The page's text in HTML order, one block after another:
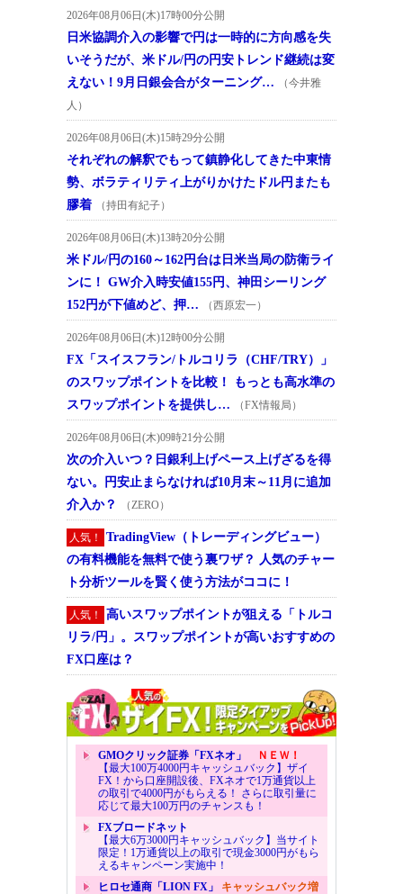
2026年08月06日(木)17時00分公開
日米協調介入の影響で円は一時的に方向感を失
いそうだが、米ドル/円の円安トレンド継続は変
えない！9月日銀会合がターニング…
（今井雅
人）
2026年08月06日(木)15時29分公開
それぞれの解釈でもって鎮静化してきた中東情
勢、ボラティリティ上がりかけたドル円またも
膠着
（持田有紀子）
2026年08月06日(木)13時20分公開
米ドル/円の160～162円台は日米当局の防衛ライ
ンに！ GW介入時安値155円、神田シーリング
152円が下値めど、押…
（西原宏一）
2026年08月06日(木)12時00分公開
FX「スイスフラン/トルコリラ（CHF/TRY）」
のスワップポイントを比較！ もっとも高水準の
スワップポイントを提供し…
（FX情報局）
2026年08月06日(木)09時21分公開
次の介入いつ？日銀利上げペース上げざるを得
ない。円安止まらなければ10月末～11月に追加
介入か？
（ZERO）
人気！
TradingView（トレーディングビュー）
の有料機能を無料で使う裏ワザ？ 人気のチャー
ト分析ツールを賢く使う方法がココに！
人気！
高いスワップポイントが狙える「トルコ
リラ/円」。スワップポイントが高いおすすめの
FX口座は？
GMOクリック証券「FXネオ」
ＮＥＷ！
【最大100万4000円キャッシュバック】ザイ
FX！から口座開設後、FXネオで1万通貨以上
の取引で4000円がもらえる！ さらに取引量に
応じて最大100万円のチャンスも！
FXブロードネット
【最大6万3000円キャッシュバック】当サイト
限定！1万通貨以上の取引で現金3000円がもら
えるキャンペーン実施中！
ヒロセ通商「LION FX」 キャッシュバック増